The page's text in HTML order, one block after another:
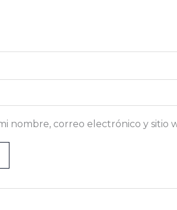
nombre, correo electrónico y sitio